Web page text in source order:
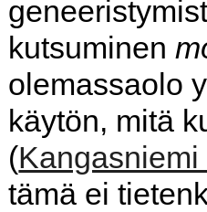
kutsuminen
olemassaolo
käytön, mitä
(
tämä ei